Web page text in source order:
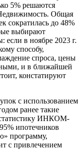
5% решаются
Общая
сократилась до 48%
выбирают
если в ноябре 2023 г.
способу,
спроса, цены
и в ближайшей
констатируют
с использованием
ранее такие
ИНКОМ-
ипотечников
программу,
с привлечением